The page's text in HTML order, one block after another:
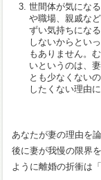
世間体が気にな
や職場、親戚な
ずい気持ちにな
しないからとい
もありません。
いというのは、
とも少なくない
したくない理由
あなたが妻の理由を
後に妻が我慢の限界
ように離婚の折衝は